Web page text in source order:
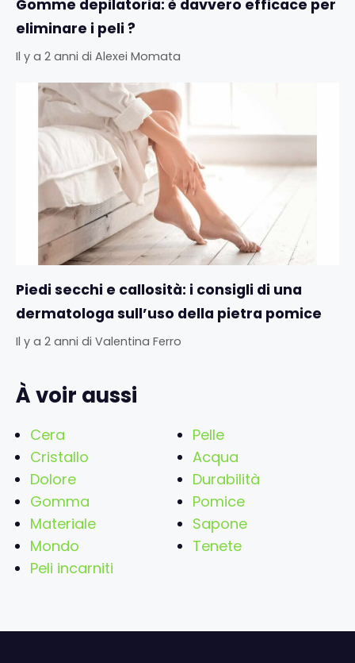
Gomme depilatoria: è davvero efficace per
eliminare i peli ?
Il y a 2 anni di Alexei Momata
Piedi secchi e callosità: i consigli di una
dermatologa sull’uso della pietra pomice
Il y a 2 anni di Valentina Ferro
À voir aussi
Cera
Cristallo
Dolore
Gomma
Materiale
Mondo
Peli incarniti
Pelle
Acqua
Durabilità
Pomice
Sapone
Tenete